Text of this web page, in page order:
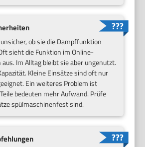
ob sie die Dampffunktion
sieht die Funktion im Online-
Im Alltag bleibt sie aber ungenutzt.
Kleine Einsätze sind oft nur
Ein weiteres Problem ist
bedeuten mehr Aufwand. Prüfe
spülmaschinenfest sind.